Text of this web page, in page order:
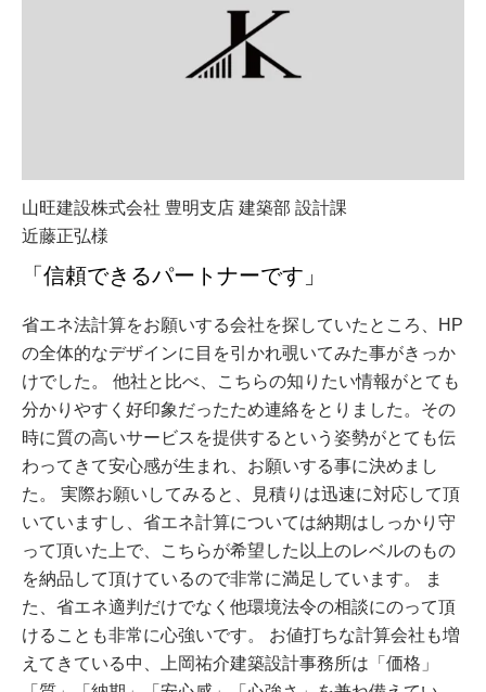
山旺建設株式会社 豊明支店 建築部 設計課
近藤正弘様
「信頼できるパートナーです」
省エネ法計算をお願いする会社を探していたところ、HP
の全体的なデザインに目を引かれ覗いてみた事がきっか
けでした。 他社と比べ、こちらの知りたい情報がとても
分かりやすく好印象だったため連絡をとりました。その
時に質の高いサービスを提供するという姿勢がとても伝
わってきて安心感が生まれ、お願いする事に決めまし
た。 実際お願いしてみると、見積りは迅速に対応して頂
いていますし、省エネ計算については納期はしっかり守
って頂いた上で、こちらが希望した以上のレベルのもの
を納品して頂けているので非常に満足しています。 ま
た、省エネ適判だけでなく他環境法令の相談にのって頂
けることも非常に心強いです。 お値打ちな計算会社も増
えてきている中、上岡祐介建築設計事務所は「価格」